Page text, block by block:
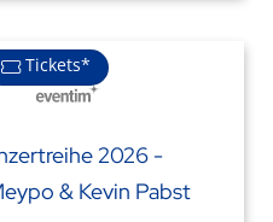
Tickets*
2026 -
& Kevin Pabst